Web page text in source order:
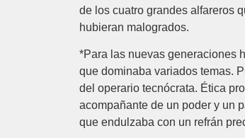
de los cuatro grandes alfareros
hubieran malogrados.
*Para las nuevas generaciones
que dominaba variados temas.
del operario tecnócrata. Ética
acompañante de un poder y un
que endulzaba con un refrán